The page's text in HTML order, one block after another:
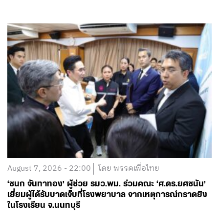
August 7, 2026 - 22:00 โดย พรรคเพื่อไทย
‘ชนก จันทาทอง’ ผู้ช่วย รมว.พม. ร่วมคณะ ‘ศ.ดร.ยศชนัน’
เยี่ยมผู้ได้รับบาดเจ็บที่โรงพยาบาล จากเหตุการณ์กราดยิง
ในโรงเรียน จ.นนทบุรี